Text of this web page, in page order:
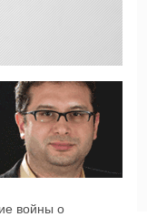
войны о